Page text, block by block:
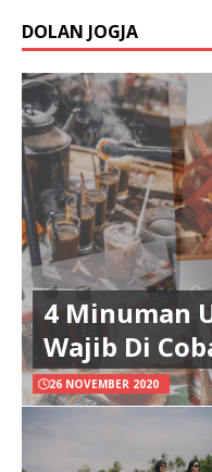
DOLAN JOGJA
4 Minuman
Wajib Di
26 NOVEMBER 2020